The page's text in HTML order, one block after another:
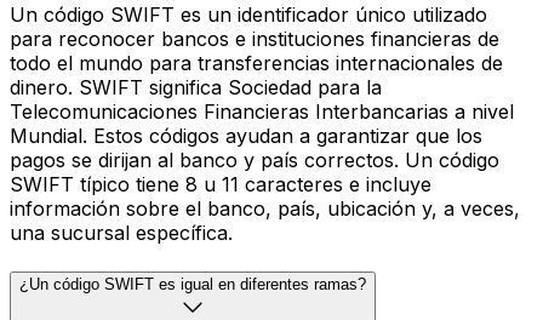
Un código SWIFT es un identificador único utilizado
para reconocer bancos e instituciones financieras de
todo el mundo para transferencias internacionales de
dinero. SWIFT significa Sociedad para la
Telecomunicaciones Financieras Interbancarias a nivel
Mundial. Estos códigos ayudan a garantizar que los
pagos se dirijan al banco y país correctos. Un código
SWIFT típico tiene 8 u 11 caracteres e incluye
información sobre el banco, país, ubicación y, a veces,
una sucursal específica.
¿Un código SWIFT es igual en diferentes ramas?